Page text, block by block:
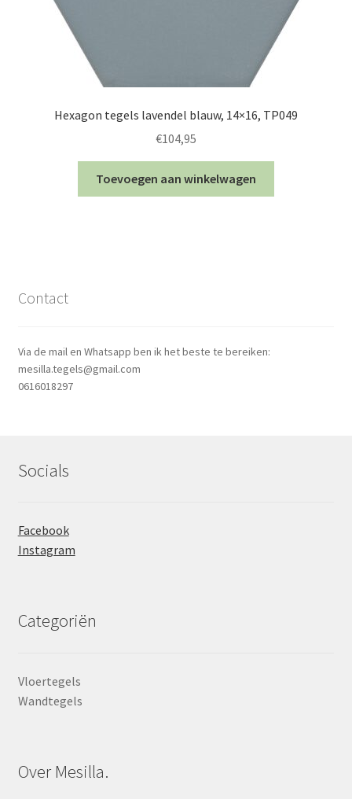
Hexagon tegels lavendel blauw, 14×16, TP049
€104,95
Toevoegen aan winkelwagen
Contact
Via de mail en Whatsapp ben ik het beste te bereiken:
mesilla.tegels@gmail.com
0616018297
Socials
Facebook
Instagram
Categoriën
Vloertegels
Wandtegels
Over Mesilla.